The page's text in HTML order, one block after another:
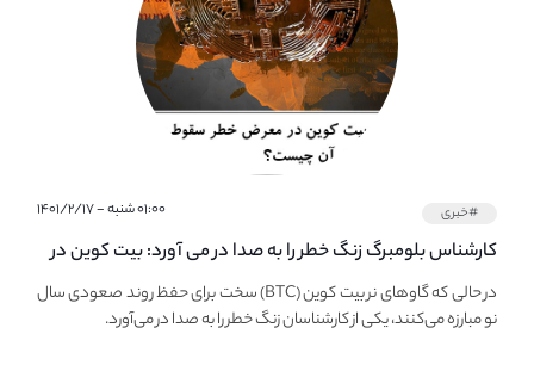
#خبری ۰۱:۰۰ شنبه - ۱۴۰۱/۲/۱۷
کارشناس بلومبرگ زنگ خطر را به صدا در می آورد: بیت کوین در
معرض خطر سقوط بزرگ است - دلیل آن چیست؟در حالی که گاوهای نر بیت کوین (BTC) سخت برای حفظ روند صعودی سال
نو مبارزه می‌کنند، یکی از کارشناسان زنگ خطر را به صدا در می‌آورد.